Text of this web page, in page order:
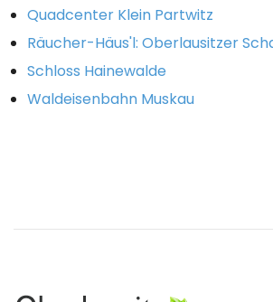
Quadcenter Klein Partwitz
Räucher-Häus'l: Oberlausitzer
Schloss Hainewalde
Waldeisenbahn Muskau